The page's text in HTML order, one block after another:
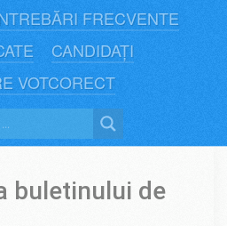
FRECVENTE
CANDIDAȚI
VOTCORECT
buletinului de